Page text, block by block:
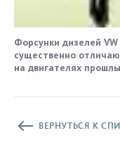
Форсунки дизелей
существенно
на двигателях
ВЕРНУТЬСЯ К